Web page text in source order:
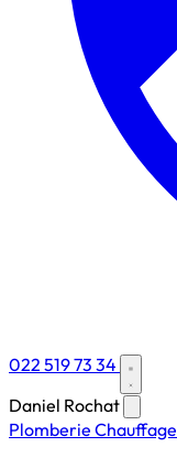
022 519 73 34
Daniel Rochat
Plomberie Chauffage